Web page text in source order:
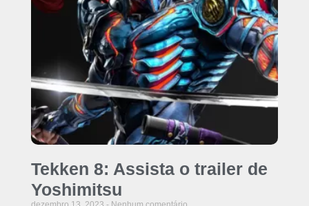
Tekken 8: Assista o trailer de
Yoshimitsu